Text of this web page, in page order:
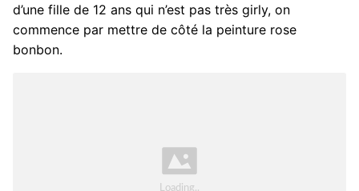
d’une fille de 12 ans qui n’est pas très girly, on
commence par mettre de côté la peinture rose
bonbon.